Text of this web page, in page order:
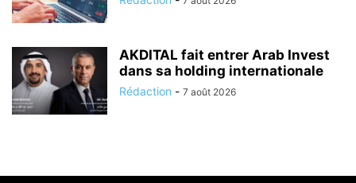
AKDITAL fait entrer Arab Invest
dans sa holding internationale
Rédaction - 7 août 2026